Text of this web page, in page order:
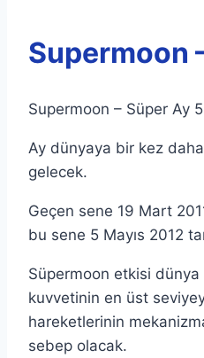
Supermoon
Supermoon – Süper Ay
Ay dünyaya bir kez
gelecek.
Geçen sene 19 Mart
bu sene 5 Mayıs 2012
Süpermoon etkisi dünya
kuvvetinin en üst
hareketlerinin
sebep olacak.